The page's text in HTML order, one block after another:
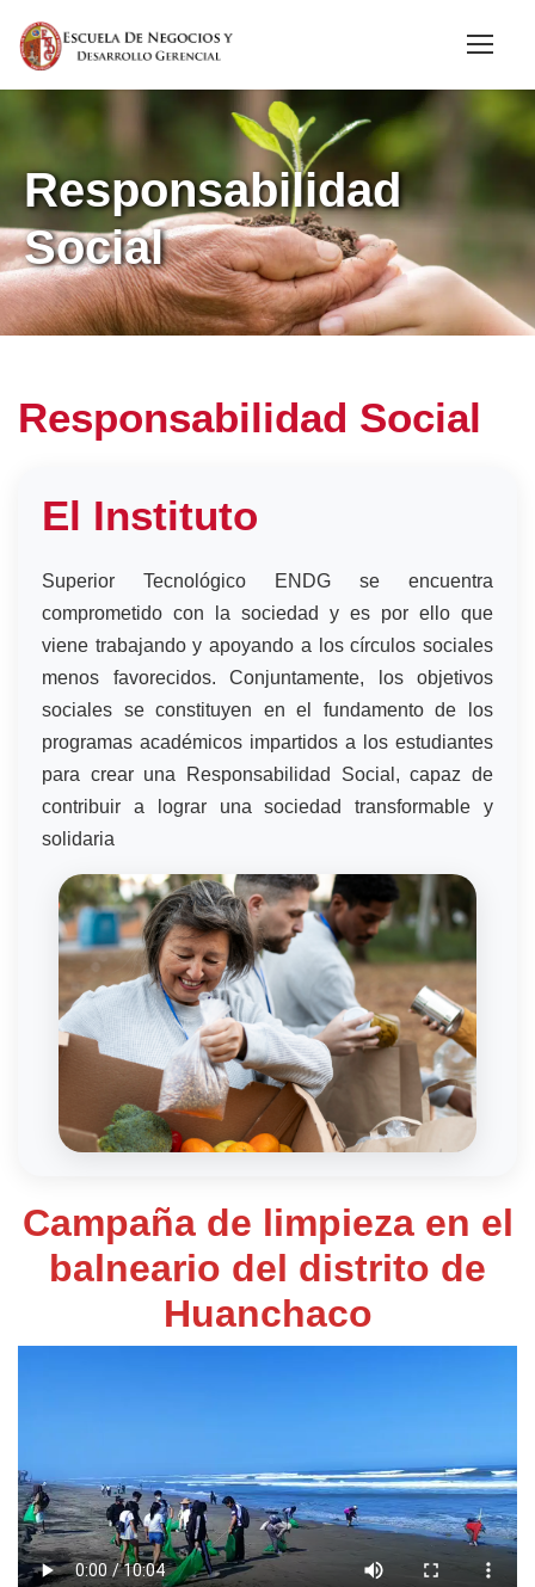
Responsabilidad
Social
Responsabilidad Social
El Instituto
Superior Tecnológico ENDG se encuentra
comprometido con la sociedad y es por ello que
viene trabajando y apoyando a los círculos sociales
menos favorecidos. Conjuntamente, los objetivos
sociales se constituyen en el fundamento de los
programas académicos impartidos a los estudiantes
para crear una Responsabilidad Social, capaz de
contribuir a lograr una sociedad transformable y
solidaria
Campaña de limpieza en el
balneario del distrito de
Huanchaco